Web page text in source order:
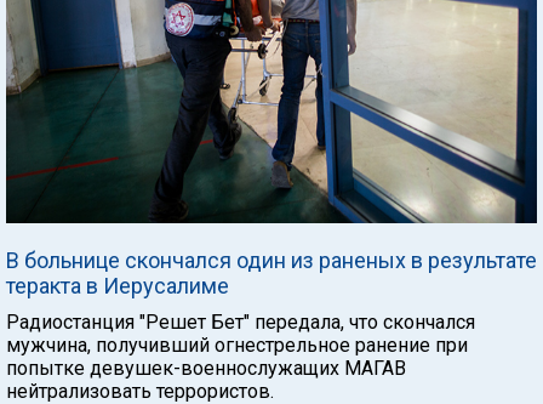
В больнице скончался один из раненых в результате
теракта в Иерусалиме
Радиостанция "Решет Бет" передала, что скончался
мужчина, получивший огнестрельное ранение при
попытке девушек-военнослужащих МАГАВ
нейтрализовать террористов.